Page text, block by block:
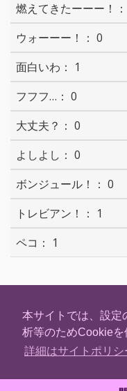
本サイトでは、設定
析等のためCookieを
詳細はサイトポリシ
0
1
0
0
0
0
1
1
h
a
r
e
w
i
t
t
e
a
c
e
b
o
k
a
t
e
n
a
(C) Hokkaidosm